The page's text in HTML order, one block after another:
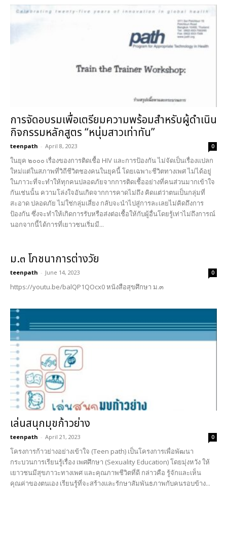
การจัดอบรมเพื่อเตรียมความพร้อมสำหรับผู้ดำเนิน
กิจกรรมหลักสูตร “หนุ่มสาวเท่าทัน”
teenpath - April 8, 2023 0
ในยุค ๒๐๐๐ เรื่องของการติดเชื้อ HIV และการป้องกัน ไม่จัดเป็นเรื่องแปลก
ใหม่แต่ในสภาพที่วิถีชีวิตชองคนในยุคนี้ โดยเฉพาะชีวิตทางเพศ ไม่ได้อยู่
ในภาวะที่จะทำให้ทุกคนปลอดภัยจากการติดเชื้ออย่างที่คนส่วนมากเข้าใจ
กันเช่นนั้น ความโล่งใจอันเกิดจากการคาดไม่ถึง คิดแต่ว่าตนเป็นกลุ่มที่
สะอาด ปลอดภัย ไม่ใช่กลุ่มเสี่ยง กลับจะนำไปสู่การละเลยไม่คิดถึงการ
ป้องกัน ซึ่งจะทำให้เกิดการรับหรือส่งต่อเชื้อให้กับผู้อื่นโดยรู้เท่าไม่ถึงการณ์
นอกจากนี้ได้การที่เยาวชนเริ่มมี...
ม.๓ โภชนาการต่างวัย
teenpath - June 14, 2023 0
https://youtu.be/balQP1QOcx0 หนังสือสุขศึกษา ม.๓
เล่นสนุกมุขก้าวย่าง
teenpath - April 21, 2023 0
โครงการก้าวย่างอย่างเข้าใจ (Teen path) เป็นโครงการเพื่อพัฒนา
กระบวนการเรียนรู้เรื่อง เพศศึกษา (Sexuality Education) โดยมุ่งหวัง ให้
เยาวชนมีสุขภาวะทางเพศ และคุณภาพชีวิตที่ดี กล่าวคือ รู้จักและเห็น
คุณค่าของตนเอง เรียนรู้ที่จะสร้างและรักษาสัมพันธภาพกับคนรอบข้าง...